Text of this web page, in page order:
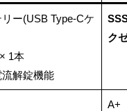
ー(USB Type-Cケ
1本
解錠機能
ク
A+